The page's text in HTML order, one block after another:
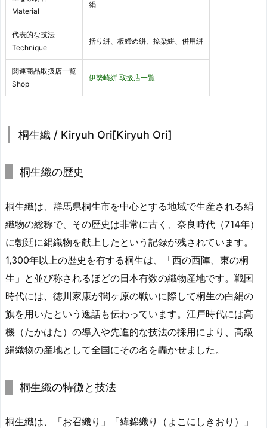
Material
絹
代表的な技法
Technique
括り絣、板締め絣、捺染絣、併用絣
関連商品取扱店一覧
Shop
伊勢崎絣 取扱店一覧
桐生織 / Kiryuh Ori[Kiryuh Ori]
桐生織の歴史
桐生織は、群馬県桐生市を中心とする地域で生産される絹
織物の総称で、その歴史は非常に古く、奈良時代（714年）
に朝廷に絹織物を献上したという記録が残されています。
1,300年以上の歴史を有する桐生は、「西の西陣、東の桐
生」と並び称されるほどの日本有数の織物産地です。戦国
時代には、徳川家康が関ヶ原の戦いに際して桐生の白絹の
旗を用いたという逸話も伝わっています。江戸時代には高
機（たかはた）の導入や先進的な技法の採用により、高級
絹織物の産地として全国にその名を轟かせました。
桐生織の特徴と技法
桐生織は、「お召織り」「緯錦織り（よこにしきおり）」